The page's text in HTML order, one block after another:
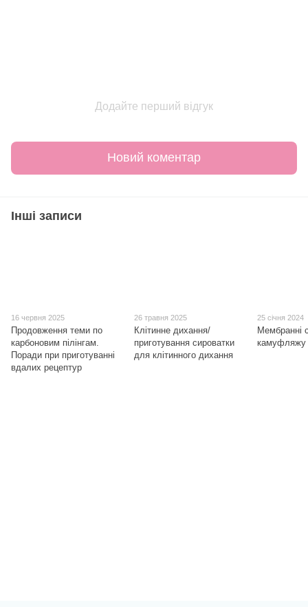
Додайте перший відгук
Новий коментар
Інші записи
16 червня 2025
Продовження теми по
карбоновим пілінгам.
Поради при приготуванні
вдалих рецептур
26 травня 2025
Клітинне дихання/
приготування сироватки
для клітинного дихання
25 січня 2024
Мембранні
камуфляжу